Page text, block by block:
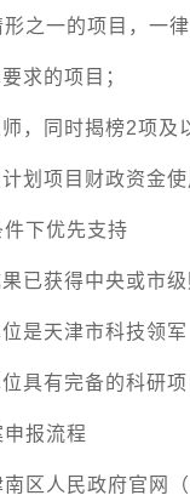
之一的项目，一律
求的项目；
，同时揭榜2项及
划项目财政资金
件下优先支持
已获得中央或市
是天津市科技领
具有完备的科研
报流程
区人民政府官网